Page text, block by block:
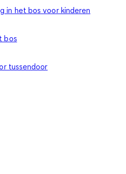
in het bos voor kinderen
bos
tussendoor